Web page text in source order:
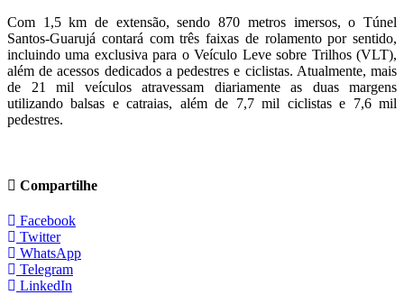
Com 1,5 km de extensão, sendo 870 metros imersos, o Túnel
Santos-Guarujá contará com três faixas de rolamento por sentido,
incluindo uma exclusiva para o Veículo Leve sobre Trilhos (VLT),
além de acessos dedicados a pedestres e ciclistas. Atualmente, mais
de 21 mil veículos atravessam diariamente as duas margens
utilizando balsas e catraias, além de 7,7 mil ciclistas e 7,6 mil
pedestres.
Compartilhe
Facebook
Twitter
WhatsApp
Telegram
LinkedIn